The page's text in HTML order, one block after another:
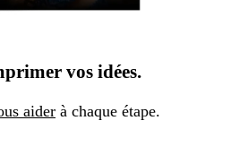
vos idées.
aider à chaque étape.